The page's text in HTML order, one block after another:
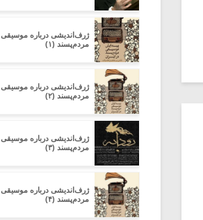
ژرف‌اندیشی درباره‌ موسیقی
مردم‌پسند (۱)
ژرف‌اندیشی درباره‌ موسیقی
مردم‌پسند (۲)
ژرف‌اندیشی درباره‌ موسیقی
مردم‌پسند (۳)
ژرف‌اندیشی درباره‌ موسیقی
مردم‌پسند (۴)